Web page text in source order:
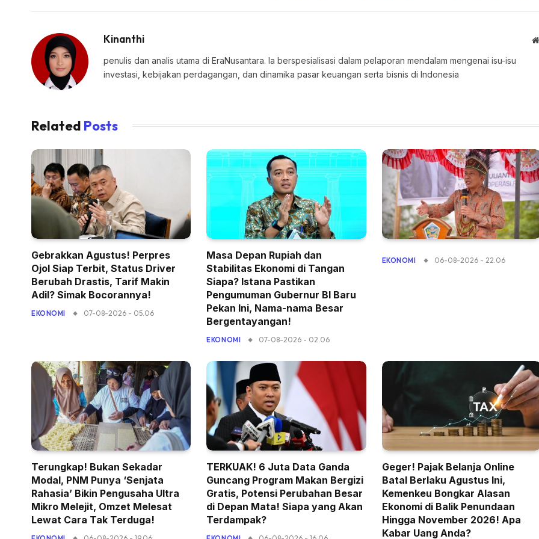
Kinanthi
penulis dan analis utama di EraNusantara. Ia berspesialisasi dalam pelaporan mendalam mengenai isu-isu
investasi, kebijakan perdagangan, dan dinamika pasar keuangan serta bisnis di Indonesia
Related Posts
Gebrakkan Agustus! Perpres
Ojol Siap Terbit, Status Driver
Berubah Drastis, Tarif Makin
Adil? Simak Bocorannya!
EKONOMI 07-08-2026 - 05.06
Masa Depan Rupiah dan
Stabilitas Ekonomi di Tangan
Siapa? Istana Pastikan
Pengumuman Gubernur BI Baru
Pekan Ini, Nama-nama Besar
Bergentayangan!
EKONOMI 07-08-2026 - 02.06
EKONOMI 06-08-2026 - 22.06
Terungkap! Bukan Sekadar
Modal, PNM Punya ‘Senjata
Rahasia’ Bikin Pengusaha Ultra
Mikro Melejit, Omzet Melesat
Lewat Cara Tak Terduga!
TERKUAK! 6 Juta Data Ganda
Guncang Program Makan Bergizi
Gratis, Potensi Perubahan Besar
di Depan Mata! Siapa yang Akan
Terdampak?
Geger! Pajak Belanja Online
Batal Berlaku Agustus Ini,
Kemenkeu Bongkar Alasan
Ekonomi di Balik Penundaan
Hingga November 2026! Apa
Kabar Uang Anda?